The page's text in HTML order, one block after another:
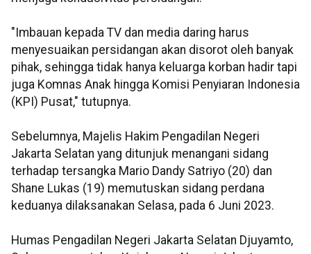
"Imbauan kepada TV dan media daring harus
menyesuaikan persidangan akan disorot oleh banyak
pihak, sehingga tidak hanya keluarga korban hadir tapi
juga Komnas Anak hingga Komisi Penyiaran Indonesia
(KPI) Pusat," tutupnya.
Sebelumnya, Majelis Hakim Pengadilan Negeri
Jakarta Selatan yang ditunjuk menangani sidang
terhadap tersangka Mario Dandy Satriyo (20) dan
Shane Lukas (19) memutuskan sidang perdana
keduanya dilaksanakan Selasa, pada 6 Juni 2023.
Humas Pengadilan Negeri Jakarta Selatan Djuyamto,